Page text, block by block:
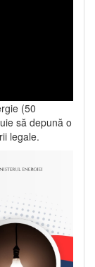
(50
să depună o
legale.